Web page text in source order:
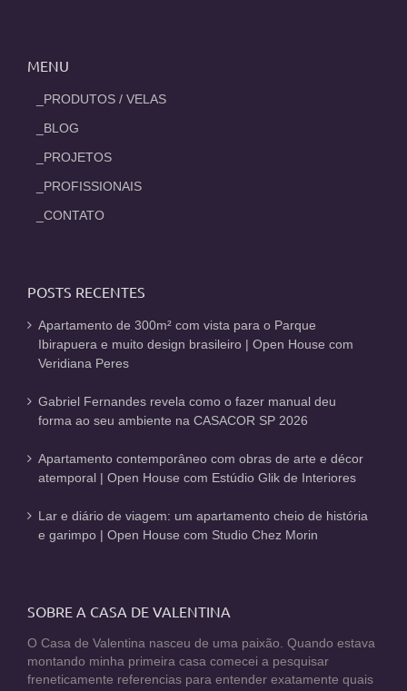
MENU
_PRODUTOS / VELAS
_BLOG
_PROJETOS
_PROFISSIONAIS
_CONTATO
POSTS RECENTES
Apartamento de 300m² com vista para o Parque
Ibirapuera e muito design brasileiro | Open House com
Veridiana Peres
Gabriel Fernandes revela como o fazer manual deu
forma ao seu ambiente na CASACOR SP 2026
Apartamento contemporâneo com obras de arte e décor
atemporal | Open House com Estúdio Glik de Interiores
Lar e diário de viagem: um apartamento cheio de história
e garimpo | Open House com Studio Chez Morin
SOBRE A CASA DE VALENTINA
O Casa de Valentina nasceu de uma paixão. Quando estava
montando minha primeira casa comecei a pesquisar
freneticamente referencias para entender exatamente quais